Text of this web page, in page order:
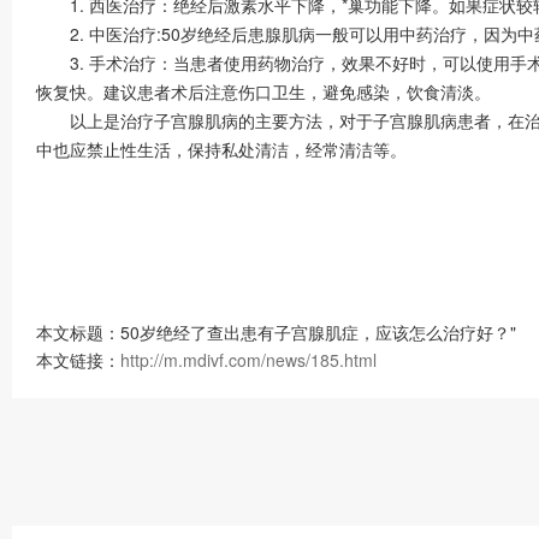
1. 西医治疗：绝经后激素水平下降，*巢功能下降。如果症状较
2. 中医治疗:50岁绝经后患腺肌病一般可以用中药治疗，因为中
3. 手术治疗：当患者使用药物治疗，效果不好时，可以使用手
恢复快。建议患者术后注意伤口卫生，避免感染，饮食清淡。
以上是治疗子宫腺肌病的主要方法，对于子宫腺肌病患者，在
中也应禁止性生活，保持私处清洁，经常清洁等。
本文标题：50岁绝经了查出患有子宫腺肌症，应该怎么治疗好？"
本文链接： http://m.mdivf.com/news/185.html